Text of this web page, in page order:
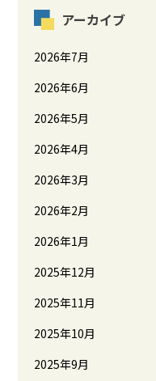
アーカイブ
2026年7月
2026年6月
2026年5月
2026年4月
2026年3月
2026年2月
2026年1月
2025年12月
2025年11月
2025年10月
2025年9月